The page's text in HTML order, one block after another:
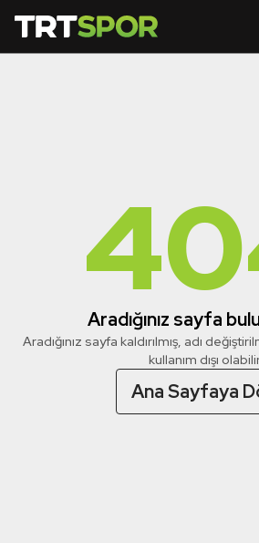
Aradığınız sayfa
Aradığınız sayfa kaldırılmış, adı
kullanım dışı
Ana Sayfaya